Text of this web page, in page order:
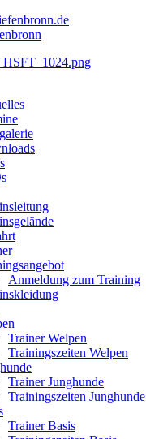
Anmeldung zum Training
Trainer Welpen
Trainingszeiten Welpen
Trainer Junghunde
Trainingszeiten Junghunde
Trainer Basis